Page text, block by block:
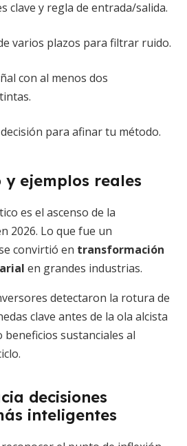
clave y regla de entrada/salida.
varios plazos para filtrar ruido.
con al menos dos
para afinar tu método.
y ejemplos reales
es el ascenso de la
2026. Lo que fue un
convirtió en transformación
en grandes industrias.
detectaron la rotura de
clave antes de la ola alcista
sustanciales al
decisiones
inteligentes